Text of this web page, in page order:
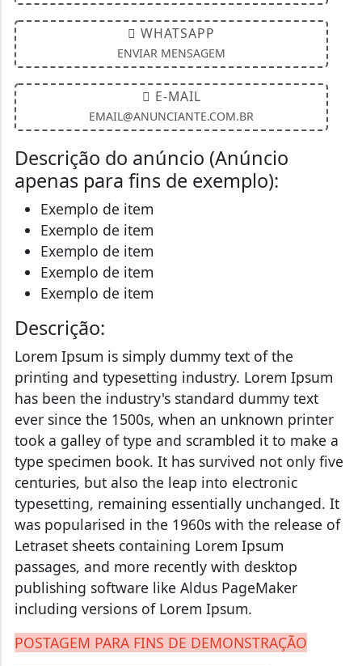
WHATSAPP
ENVIAR MENSAGEM
E-MAIL
EMAIL@ANUNCIANTE.COM.BR
Descrição do anúncio (Anúncio
apenas para fins de exemplo):
Exemplo de item
Exemplo de item
Exemplo de item
Exemplo de item
Exemplo de item
Descrição:
Lorem Ipsum is simply dummy text of the
printing and typesetting industry. Lorem Ipsum
has been the industry's standard dummy text
ever since the 1500s, when an unknown printer
took a galley of type and scrambled it to make a
type specimen book. It has survived not only five
centuries, but also the leap into electronic
typesetting, remaining essentially unchanged. It
was popularised in the 1960s with the release of
Letraset sheets containing Lorem Ipsum
passages, and more recently with desktop
publishing software like Aldus PageMaker
including versions of Lorem Ipsum.
POSTAGEM PARA FINS DE DEMONSTRAÇÃO